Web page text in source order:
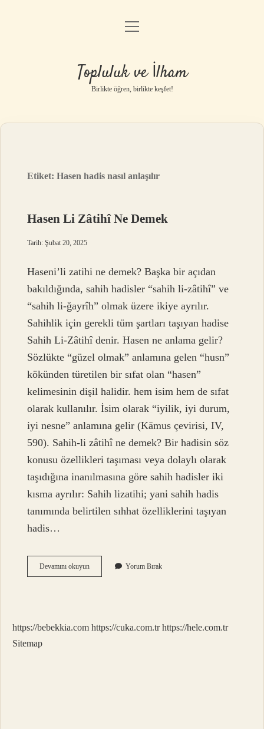
Anasayfa
Gizlilik Politikası
Yasal Uyarı
menüyü
Topluluk ve İlham
Birlikte öğren, birlikte keşfet!
Etiket:Hasen hadis nasıl anlaşılır
Hasen Li Zâtihî Ne Demek
Tarih: Şubat 20, 2025
Haseni’li zatihi ne demek? Başka bir açıdan
bakıldığında, sahih hadisler “sahih li-zâtihî” ve
“sahih li-ğayrîh” olmak üzere ikiye ayrılır.
Sahihlik için gerekli tüm şartları taşıyan hadise
Sahih Li-Zâtihî denir. Hasen ne anlama gelir?
Sözlükte “güzel olmak” anlamına gelen “husn”
kökünden türetilen bir sıfat olan “hasen”
kelimesinin dişil halidir. hem isim hem de sıfat
olarak kullanılır. İsim olarak “iyilik, iyi durum,
iyi nesne” anlamına gelir (Kāmus çevirisi, IV,
590). Sahih-li zâtihî ne demek? Bir hadisin söz
konusu özellikleri taşıması veya dolaylı olarak
taşıdığına inanılmasına göre sahih hadisler iki
kısma ayrılır: Sahih lizatihi; yani sahih hadis
tanımında belirtilen sıhhat özelliklerini taşıyan
hadis…
Devamını okuyunHasen
Li
Yorum Bırak
https://bebekkia.com https://cuka.com.tr https://hele.com.tr
Sitemap